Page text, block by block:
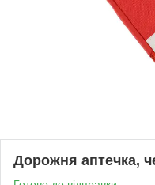
Дорожня аптечка,